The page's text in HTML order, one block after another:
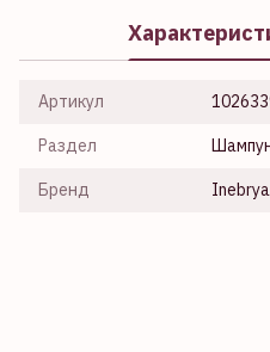
Артикул
Раздел
Бренд Inebrya